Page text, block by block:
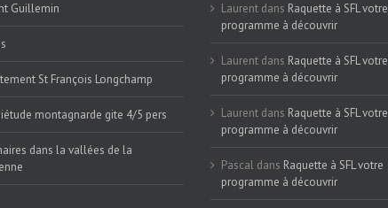
Guillemin
St François Longchamp
montagnarde gite 4/5 pers
dans la vallées de la
Laurent dans Raquette à SFL votre
programme à découvrir
Laurent dans Raquette à SFL votre
programme à découvrir
Laurent dans Raquette à SFL votre
programme à découvrir
Pascal dans Raquette à SFL votre
programme à découvrir